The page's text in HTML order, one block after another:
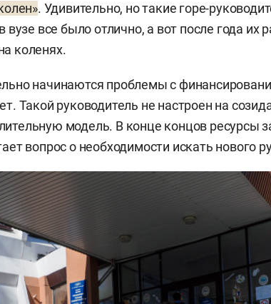
. Удивительно, но такие горе-
вузе все было отлично, а вот после года их
коленях.
начинаются проблемы с
Такой руководитель не настроен на
модель. В конце концов ресурсы
вопрос о необходимости искать нового